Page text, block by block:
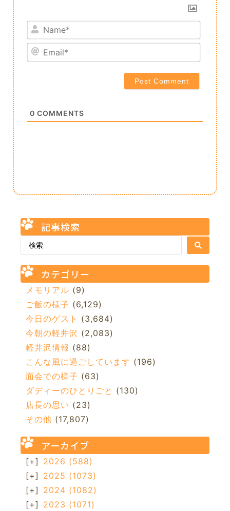
Name*
Email*
0 COMMENTS
記事検索
カテゴリー
メモリアル (9)
ご飯の様子 (6,129)
今日のゲスト (3,684)
今朝の軽井沢 (2,083)
軽井沢情報 (88)
こんな風に過ごしています (196)
面会での様子 (63)
ダディーのひとりごと (130)
店長の思い (23)
その他 (17,807)
アーカイブ
[+] 2026 (588)
[+] 2025 (1073)
[+] 2024 (1082)
[+] 2023 (1071)